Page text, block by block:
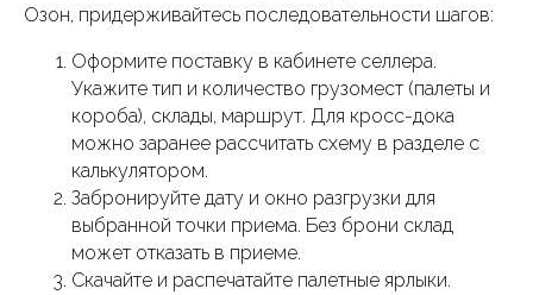
Озон, придерживайтесь последовательности шагов:
Оформите поставку в кабинете селлера.
Укажите тип и количество грузомест (палеты и
короба), склады, маршрут. Для кросс-дока
можно заранее рассчитать схему в разделе с
калькулятором.
Забронируйте дату и окно разгрузки для
выбранной точки приема. Без брони склад
может отказать в приеме.
Скачайте и распечатайте палетные ярлыки.